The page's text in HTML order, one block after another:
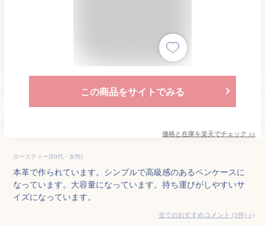
この商品をサイトでみる
価格と在庫を楽天でチェック >>
ローズティー(20代・女性)
本革で作られています。シンプルで高級感のあるペンケースに
なっています。大容量になっています。持ち運びがしやすいサ
イズになっています。
全てのおすすめコメント (1件) >